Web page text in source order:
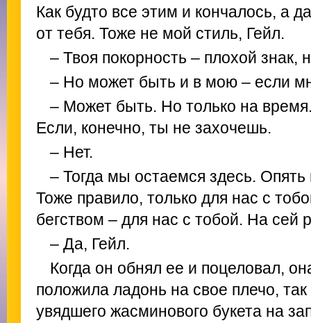
Как будто все этим и кончалось, а
от тебя. Тоже не мой стиль, Гейл.
– Твоя покорность – плохой знак,
– Но может быть и в мою – если
– Может быть. Но только на
Если, конечно, ты не захочешь.
– Нет.
– Тогда мы остаемся здесь.
Тоже правило, только для нас с
бегством – для нас с тобой. На
– Да, Гейл.
Когда он обнял ее и поцеловал,
положила ладонь на свое плечо,
увядшего жасминового букета на